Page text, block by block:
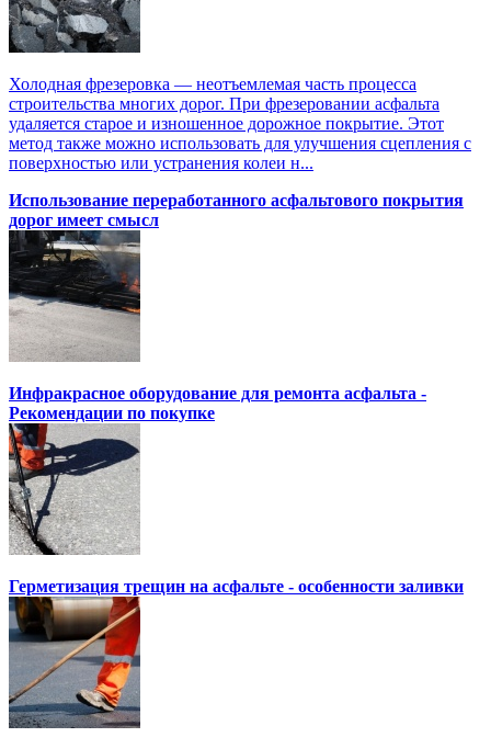
Холодная фрезеровка — неотъемлемая часть процесса
строительства многих дорог. При фрезеровании асфальта
удаляется старое и изношенное дорожное покрытие. Этот
метод также можно использовать для улучшения сцепления с
поверхностью или устранения колеи н...
Использование переработанного асфальтового покрытия
дорог имеет смысл
Инфракрасное оборудование для ремонта асфальта -
Рекомендации по покупке
Герметизация трещин на асфальте - особенности заливки